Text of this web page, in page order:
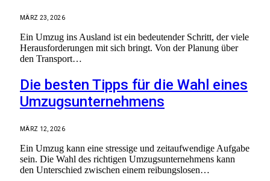
MÄRZ 23, 2026
Ein Umzug ins Ausland ist ein bedeutender Schritt, der viele
Herausforderungen mit sich bringt. Von der Planung über
den Transport…
Die besten Tipps für die Wahl eines
Umzugsunternehmens
MÄRZ 12, 2026
Ein Umzug kann eine stressige und zeitaufwendige Aufgabe
sein. Die Wahl des richtigen Umzugsunternehmens kann
den Unterschied zwischen einem reibungslosen…